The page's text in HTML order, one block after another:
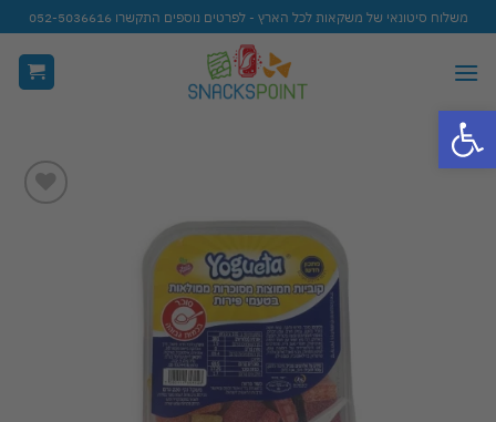
פתח סרגל נגישות
Skip
to
content
משלוח סיטונאי של משקאות לכל הארץ - לפרטים נוספים התקשרו 052-5036616